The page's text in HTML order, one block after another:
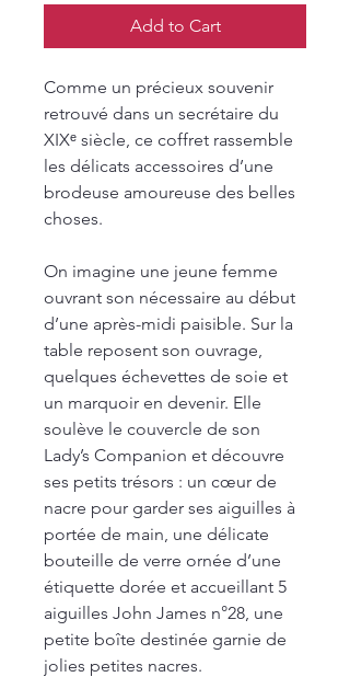
Add to Cart
Comme un précieux souvenir
retrouvé dans un secrétaire du
XIXᵉ siècle, ce coffret rassemble
les délicats accessoires d’une
brodeuse amoureuse des belles
choses.
On imagine une jeune femme
ouvrant son nécessaire au début
d’une après-midi paisible. Sur la
table reposent son ouvrage,
quelques échevettes de soie et
un marquoir en devenir. Elle
soulève le couvercle de son
Lady’s Companion et découvre
ses petits trésors : un cœur de
nacre pour garder ses aiguilles à
portée de main, une délicate
bouteille de verre ornée d’une
étiquette dorée et accueillant 5
aiguilles John James n°28, une
petite boîte destinée garnie de
jolies petites nacres.